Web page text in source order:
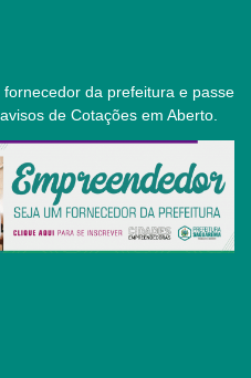
da prefeitura e passe
de Cotações em Aberto.